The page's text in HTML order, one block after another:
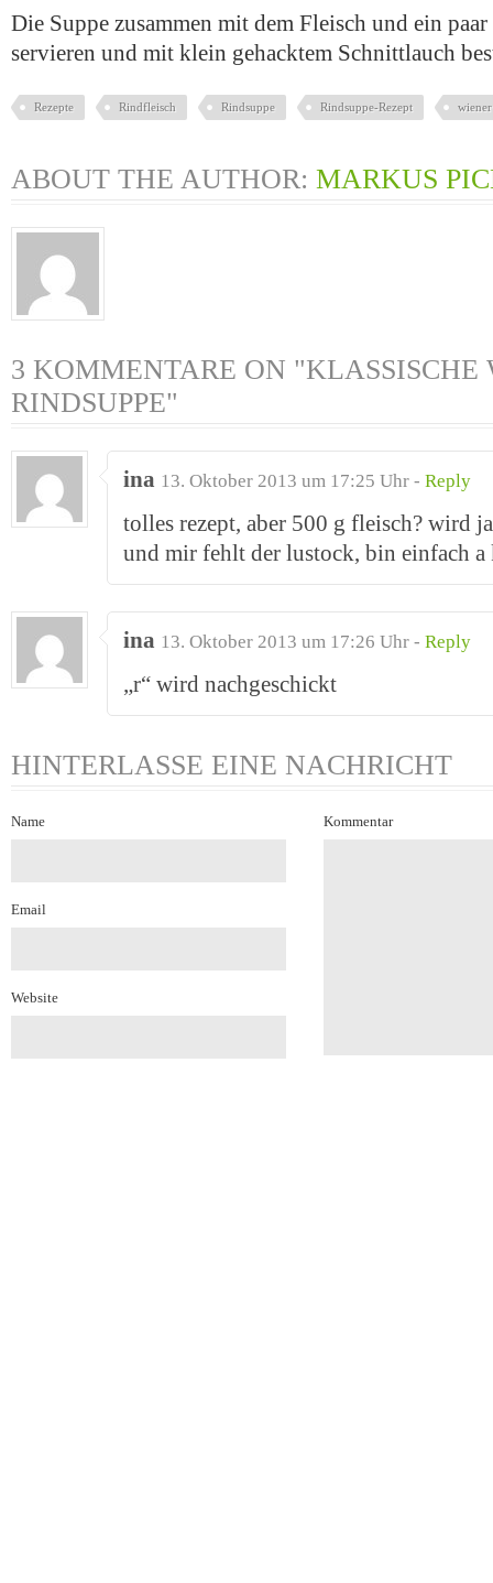
Die Suppe zusammen mit dem Fleisch und ein
servieren und mit klein gehacktem Schnittlauch
Rezepte Rindfleisch Rindsuppe Rindsuppe-Rezept
ABOUT THE AUTHOR: MARKUS
3 KOMMENTARE ON "KLASSISCHE
RINDSUPPE"
ina 13. Oktober 2013 um 17:25 Uhr - Reply
tolles rezept, aber 500 g fleisch? wird
und mir fehlt der lustock, bin einfach
ina 13. Oktober 2013 um 17:26 Uhr - Reply
„r“ wird nachgeschickt
HINTERLASSE EINE NACHRICHT
Name
Email
Website
Kommentar